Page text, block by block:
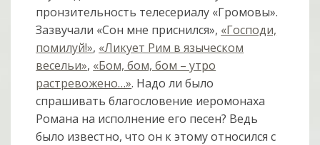
пронзительность телесериалу «Громовы».
Зазвучали «Сон мне приснился», «Господи,
помилуй!», «Ликует Рим в языческом
весельи», «Бом, бом, бом – утро
растревожено…». Надо ли было
спрашивать благословение иеромонаха
Романа на исполнение его песен? Ведь
было известно, что он к этому относился с